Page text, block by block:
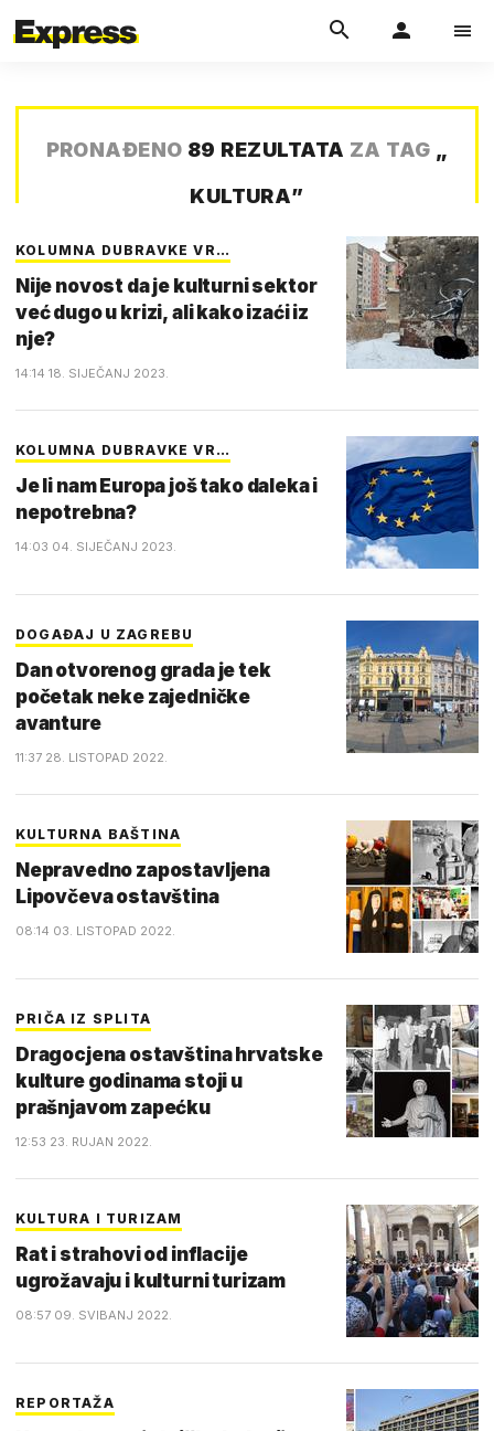
PRONAĐENO 89 REZULTATA ZA TAG „
KULTURA”
KOLUMNA DUBRAVKE VR…
Nije novost da je kulturni sektor
već dugo u krizi, ali kako izaći iz
nje?
14:14 18. SIJEČANJ 2023.
KOLUMNA DUBRAVKE VR…
Je li nam Europa još tako daleka i
nepotrebna?
14:03 04. SIJEČANJ 2023.
DOGAĐAJ U ZAGREBU
Dan otvorenog grada je tek
početak neke zajedničke
avanture
11:37 28. LISTOPAD 2022.
KULTURNA BAŠTINA
Nepravedno zapostavljena
Lipovčeva ostavština
08:14 03. LISTOPAD 2022.
PRIČA IZ SPLITA
Dragocjena ostavština hrvatske
kulture godinama stoji u
prašnjavom zapećku
12:53 23. RUJAN 2022.
KULTURA I TURIZAM
Rat i strahovi od inflacije
ugrožavaju i kulturni turizam
08:57 09. SVIBANJ 2022.
REPORTAŽA